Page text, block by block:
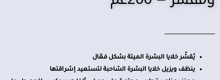
يُقشّر خلايا البشرة الميتة بشكل فعّال
ينظف ويزيل خلايا البشرة الشاحبة لتستعيد إشراقتها